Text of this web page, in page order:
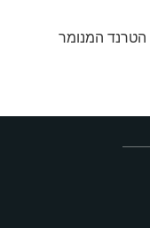
הטרנד המנומר